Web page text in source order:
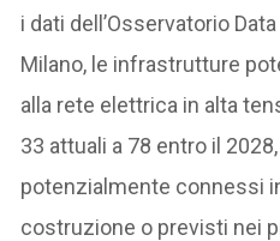
i dati dell’Osservatorio
Milano, le infrastrutture
alla rete elettrica in alta
33 attuali a 78 entro il
potenzialmente connessi
costruzione o previsti nei